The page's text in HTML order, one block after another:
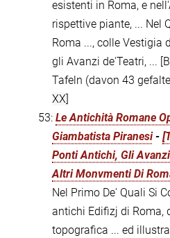
esistenti in Roma, e
rispettive piante, ... Nel
Roma ..., colle Vestigia
gli Avanzi de'Teatri, ...
Tafeln (davon 43
XX]
53: Le Antichità Romane
Giambatista Piranesi-
Ponti Antichi, Gli
Altri Monvmenti Di
Nel Primo De' Quali Si
antichi Edifizj di Roma,
topografica ... ed